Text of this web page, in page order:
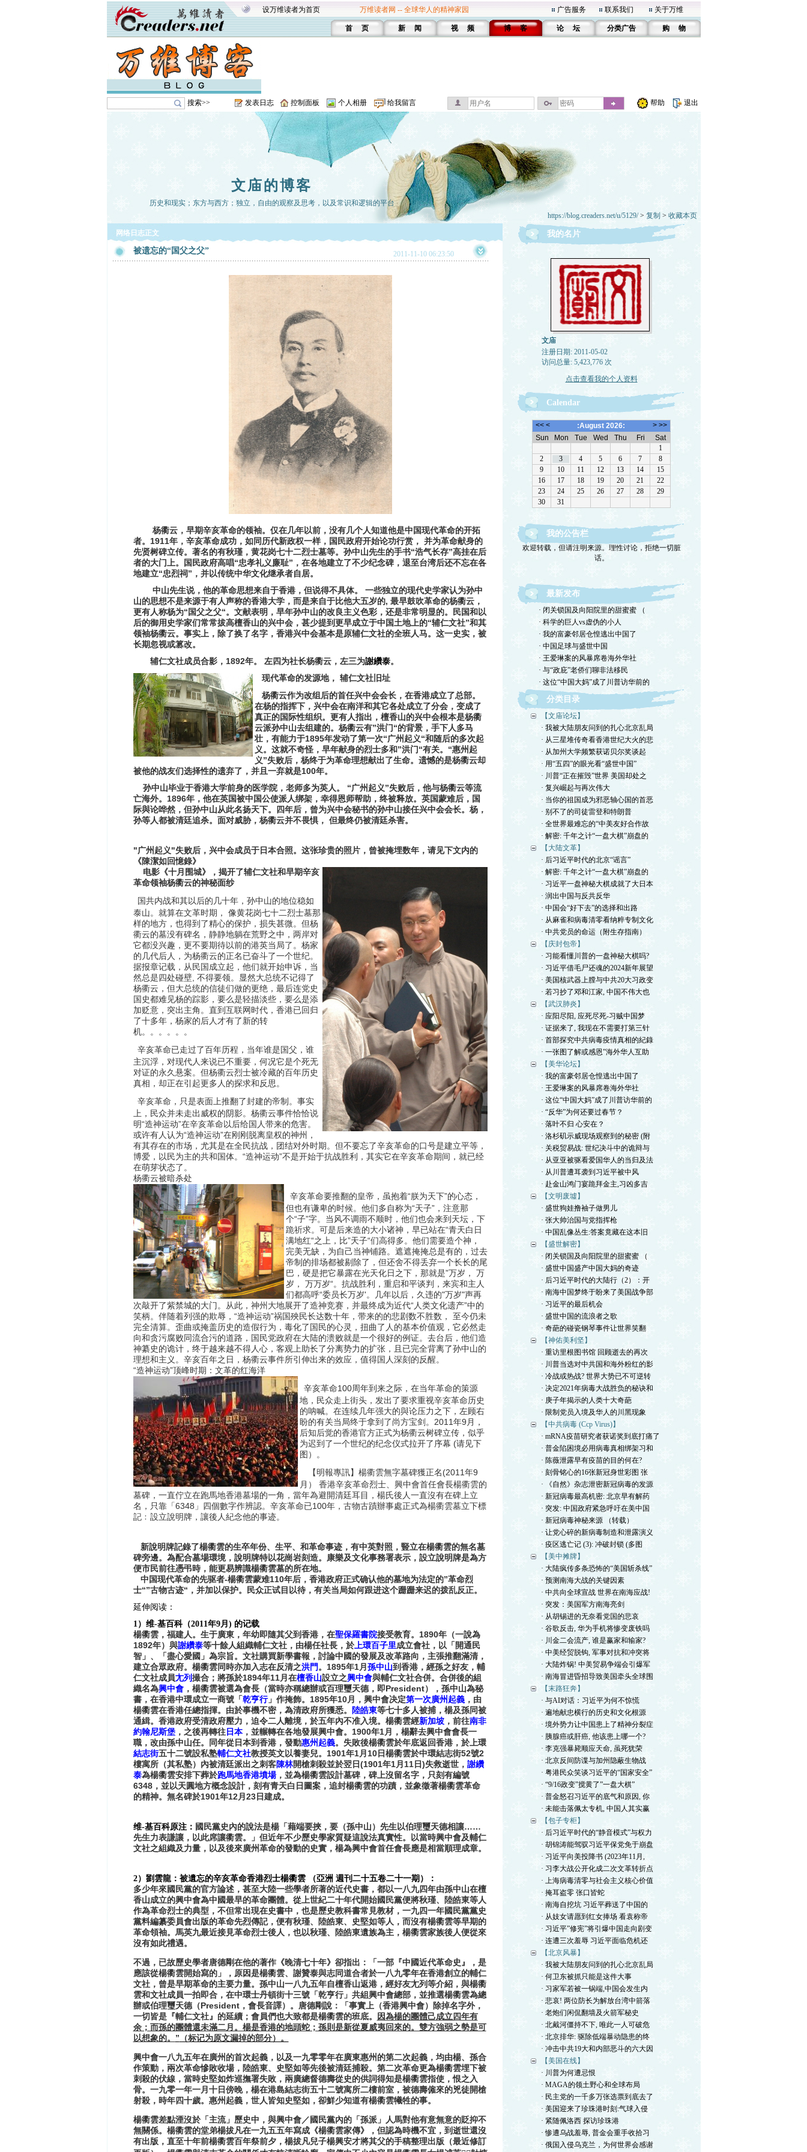
设万维读者为首页 万维读者网 -- 全球华人的精神家园 广告服务 联系我们 关于万维
首 页 新 闻 视 频 博 客 论 坛 分类广告 购 物
搜索>> 发表日志 控制面板 个人相册 给我留言 帮助 退出
文庙的博客
历史和现实；东方与西方；独立，自由的观察及思考，以及常识和逻辑的平台
https://blog.creaders.net/u/5129/> 复制 > 收藏本页
网络日志正文
被遗忘的“国父之父” 2011-11-10 06:23:50
杨衢云，早期辛亥革命的领袖。仅在几年以前，没有几个人知道他是中国现代革命的开拓
者。 1911年，辛亥革命成功，如同历代新政权一样，国民政府开始论功行赏， 并为革命献身的
先贤树碑立传。著名的有秋瑾，黄花岗七十二烈士墓等。孙中山先生的手书“浩气长存”高挂在后
者的大门上。国民政府高唱“忠孝礼义廉耻” ，在各地建立了不少纪念碑，退至台湾后还不忘在各
地建立“忠烈祠 ” ，并以传统中华文化继承者自居。
中山先生说，他的革命思想来自于香港，但说得不具体。
一些独立的现代史学家认为孙中
山的思想不是来源于有人声称的香港大学，而是来自于比他大五岁的, 最早鼓吹革命的杨衢云，
更有人称杨为“ 国父之父“。文献表明，早年孙中山的改良主义色彩，还是非常明显的。民国和以
后的御用史学家们常常拔高檀香山的兴中会，甚少提到更早成立于中国土地上的“辅仁文社”和其
领袖杨衢云。事实上，除了换了名字，香港兴中会基本是原辅仁文社的全班人马。这一史实，被
长期忽视或篡改。
辅仁文社成员合影， 1892年。 左四为社长杨衢云，左三为謝纘泰。
现代革命的发源地， 辅仁文社旧址
杨衢云作为改组后的首任兴中会会长，在香港成立了总部。
在杨的指挥下，兴中会在南洋和其它各处成立了分会，变成了
真正的国际性组织。更有人指出，檀香山的兴中会根本是杨衢
云派孙中山去组建的。杨衢云有”洪门“的背景，手下人多马
壮，有能力于1895年发动了第一次“广州起义 “和随后的多次起
义。这就不奇怪，早年献身的烈士多和”洪门“有关。 “惠州起
义 ”失败后，杨终于为革命理想献出了生命。遗憾的是杨衢云却
被他的战友们选择性的遗弃了，并且一弃就是100年。
孙中山毕业于香港大学前身的医学院，老师多为英人。
“广州起义 ”失败后，他与杨衢云等流
亡海外。 1896年，他在英国被中国公使派人绑架，幸得恩师帮助，终被释放。英国蒙难后，国
际與论哗然，但孙中山从此名扬天下。四年后，曾为兴中会秘书的孙中山接任兴中会会长。杨，
孙等人都被清廷追杀。面对威胁， 杨衢云并不畏惧， 但最终仍被清廷杀害。
"广州起义 "失败后，兴中会成员于日本合照。这张珍贵的照片，曾被掩埋数年，请见下文内的
《陳潔如回憶錄》
电影《十月围城》，揭开了辅仁文社和早期辛亥
革命领袖杨衢云的神秘面纱
国共内战和其以后的几十年，孙中山的地位稳如
泰山。就算在文革时期，
像黄花岗七十二烈士墓那
样的地方，也得到了精心的保护，损失甚微。但杨
衢云的墓没有碑名，静静地躺在荒野之中，两岸对
它都没兴趣，更不要期待以前的港英当局了。杨家
的几代后人，为杨衢云的正名已奋斗了一个世纪。
据报章记载，从民国成立起，他们就开始申诉，当
然总是四处碰壁, 不得要领。显然大总统不记得了
杨衢云，但大总统的信徒们做的更绝，最后连党史
国史都难见杨的踪影，要么是轻描淡些，要么是添
加贬意，突出主角。直到互联网时代，香港已回归
了十多年，杨家的后人才有了新的转
机。。。。。。
辛亥革命已走过了百年历程，当年谁是国父，谁
主沉浮，对现代人来说已不重要，何况它是个死无
对证的永久悬案。但杨衢云烈士被冷藏的百年历史
真相，却正在引起更多人的探求和反思。
辛亥革命，只是表面上推翻了封建的帝制。事实
上，民众并未走出威权的阴影。杨衢云事件恰恰说
明“造神运动”在辛亥革命以后给国人带来的危害。
或许有人认为“造神运动”在刚刚脱离皇权的神州，
有其存在的市场，尤其是在全民抗战，团结对外时期。但不要忘了辛亥革命的口号是建立平等，
博爱，以民为主的共和国体。 “造神运动”不是开始于抗战胜利，其实它在辛亥革命期间，就已经
在萌芽状态了。
杨衢云被暗杀处
辛亥革命要推翻的皇帝，虽抱着“朕为天下”的心态，
但也有谦卑的时候。他们多自称为“天子”，注意那
个“子”字。当风不调雨不顺时，他们也会来到天坛，下
跪祈求。可是后来造的大小诸神，早已站在“青天白日
满地红“之上，比”天子“们高得多。他们需要造个神，
完美无缺，为自己当神铺路。遮遮掩掩总是有的，过去
帝制的排场都被剔除了，但还舍不得丢弃一个长长的尾
巴，硬是把它暴露在光天化日之下，那就是”万岁，
万
岁，
万万岁“ 。抗战胜利，重启和平谈判，来宾和主人
们都高呼“委员长万岁' 。几年以后，久违的"万岁"声再
次敲开了紫禁城的大门。从此，神州大地展开了造神竞赛，并最终成为近代“ 人类文化遗产”中的
笑柄。伴随着列强的欺辱， “造神运动”祸国殃民长达数十年，带来的的悲剧数不胜数，
至今仍未
完全清算。歪曲或掩盖历史的造假行为，毒化了国民的心灵，扭曲了人的基本价值观，它必然走
向和贪污腐败同流合污的道路，国民党政府在大陆的溃败就是一个很好的例证。去台后，他们造
神纂史的诡计，终于越来越不得人心，客观上助长了分离势力的扩张，且已完全背离了孙中山的
理想和主义。辛亥百年之日，杨衢云事件所引伸出来的效应，值得国人深刻的反醒。
“造神运动”顶峰时期：文革的红海洋
辛亥革命100周年到来之际，在当年革命的策源
地，民众走上街头，发出了要求重视辛亥革命历史
的呐喊。在连续几年强大的與论压力之下，左顾右
盼的有关当局终于拿到了尚方宝剑。 2011 年9 月，
后知后觉的香港官方正式为杨衢云树碑立传，似乎
为迟到了一个世纪的纪念仪式拉开了序幕 (请见下
图）。
【明報專訊】楊衢雲無字墓碑獲正名 (2011 年9
月）
香港辛亥革命烈士、興中會首任會長楊衢雲的
墓碑，一直佇立在跑馬地香港墓場的一角，當年為避開清廷耳目，楊氏後人一直沒有在碑上立
名，只靠「6348 」四個數字作辨認。辛亥革命已100年，古物古蹟辦事處正式為楊衢雲墓立下標
記﹕設立說明牌，讓後人紀念他的事迹。
新說明牌記錄了楊衢雲的生卒年份、生平、和革命事迹，有中英對照，豎立在楊衢雲的無名墓
碑旁邊。為配合墓場環境，說明牌特以花崗岩刻造。康樂及文化事務署表示，設立說明牌是為方
便市民前往憑弔時，能更易辨識楊衢雲墓的所在地。
中国现代革命的先驱者-楊衢雲蒙难110年后，香港政府正式确认他的墓地为法定的”革命烈
士“”古物古迹“ ，并加以保护。民众正试目以待，有关当局如何跟进这个跚跚来迟的拨乱反正。
延伸阅读：
1）维-基百科（2011年9月) 的记载
楊衢雲，福建人。生于廣東，年幼即隨其父到香港，在聖保羅書院接受教育。 1890年（一說為
1892年）與謝纘泰等十餘人組織輔仁文社，由楊任社長，於上環百子里成立會社，以「開通民
智」、「盡心愛國」為宗旨。文社購買新學書報，討論中國的發展及改革路向，主張推翻滿清，
建立合眾政府。楊衢雲同時亦加入志在反清之洪門 。 1895年1月 孫中山到香港，經孫之好友，輔
仁文社成員尢列 撮合；將孫於1894年11月在檀香山設立之興中會與輔仁文社合併。合併後的組
織名為興中會，楊衢雲被選為會長（當時亦稱總辦或百理璽天德，即President），孫中山為秘
書，在香港中環成立一商號「 乾亨行」作掩飾。 1895年10月，興中會决定第一次廣州起義，由
楊衢雲在香港任總指揮。由於事機不密，為清政府所獲悉。
陸皓東等七十多人被捕，楊及孫同被
通緝。香港政府受清政府壓力，迫令二人離境，於五年內不准入境。楊衢雲經新加坡，前往南非
約翰尼斯堡，之後再轉往日本，並輾轉在各地發展興中會。 1900年1月，楊辭去興中會會長一
職，改由孫中山任。同年從日本到香港，發動惠州起義。失敗後楊衢雲於年底返回香港，於上環
結志街五十二號設私塾輔仁文社教授英文以養妻兒。 1901年1月 10日楊衢雲於中環結志街52號2
樓寓所（其私塾）內被清廷派出之刺客陳林開槍刺殺並於翌日 (1901年1月 11日 )失救逝世， 謝纘
泰為楊衢雲安排下葬於跑馬地香港墳場，並為楊衢雲設計墓碑，碑上沒留名字，只刻有編號
6348，並以天圓地方概念設計，刻有青天白日圖案，追封楊衢雲的功蹟，並象徵著楊衢雲革命
的精神。無名碑於1901年12月 23日建成。
维-基百科原注： 國民黨史內的說法是楊「藉端要挾，要（孫中山）先生以伯理璽天德相讓……
先生力表謙讓，以此席讓衢雲。」但近年不少歷史學家質疑這說法真實性。以當時興中會及輔仁
文社之組織及力量，以及後來廣州革命的發動的史實，楊為興中會首任會長應是相當順理成章。
2） 劉雲龍：被遺忘的辛亥革命香港烈士楊衢雲 （亞洲 週刊二十五卷二十一期 ）：
多少年來國民黨的官方論述，甚至大陸一些學者所著的近代史書，都以一八九四年由孫中山在檀
香山成立的興中會為中國最早的革命團體。從上世紀二十年代開始國民黨便將秋瑾、陸皓東等人
作為革命烈士的典型，不但常出現在史書中，也是歷史教科書常見教材，一九四一年國民黨黨史
黨料編纂委員會出版的革命先烈傳記，便有秋瑾、陸皓東、史堅如等人，而沒有楊衢雲等早期的
革命領袖。馬英九最近接見革命烈士後人，也以秋瑾、陸皓東遺族為主，楊衢雲家族後人便從來
沒有如此禮遇。
不過，已故歷史學者唐德剛在他的著作《晚清七十年》卻指出：「一部『中國近代革命史』，是
應該從楊衢雲開始寫的」，原因是楊衢雲、謝贊泰與志同道合者於一八九零年在香港創立的輔仁
文社，曾是早期革命的主要力量。孫中山一八九五年自檀香山返港，經好友尢列等介紹，與楊衢
雲和文社成員一拍即合，在中環士丹頓街十三號「乾亨行」共組興中會總部，並推選楊衢雲為總
辦或伯理璽天德（President，會長音譯）。唐德剛說：「事實上（香港興中會）除掉名字外，
一切皆是『輔仁文社』的延續；會員們也大致都是楊衢雲的班底。
因為楊的團體己成立四年有
余；而孫的團體還未滿二月。楊是香港的地頭蛇；孫則是新從夏威夷回來的。雙方強弱之勢是可
以想象的。 ” （标记为原文漏掉的部分）。
興中會一八九五年在廣州的首次起義，以及一九零零年在廣東惠州的第二次起義，均由楊、孫合
作策動，兩次革命慘敗收場，陸皓東、史堅如等先後被清廷捕殺。第二次革命更為楊衢雲埋下被
刺殺的伏線，當時史堅如炸巡撫署失敗，兩廣總督德壽從史的供詞得知是楊衢雲指使，恨之入
骨。一九零一年一月十日傍晚，楊在港島結志街五十二號寓所二樓前室，被德壽僱來的兇徒開槍
射殺，時年四十歲。惠州起義，世人皆知史堅如，卻鮮少知道有楊衢雲犧牲的事。
楊衢雲差點湮沒於「主流」歷史中，與興中會／國民黨內的「孫派」人馬對他有意無意的貶抑不
無關係。楊衢雲的堂弟楊拔凡在一九五五年寫成《楊衢雲家傳》，但認為時機不宜，到逝世還沒
有出版，直至十年前楊衢雲百年祭前夕，楊拔凡兒子楊興安才將其父的手稿整理出版（最近修訂
我的名片
文庙
注册日期: 2011-05-02
访问总量: 5,423,776 次
点击查看我的个人资料
Calendar
我的公告栏
欢迎转载，但请注明来源。理性讨论，拒绝一切脏
话。
最新发布
· 闭关锁国及向阳院里的甜蜜蜜 （
· 科学的巨人vs虚伪的小人
· 我的富豪邻居仓惶逃出中国了
· 中国足球与盛世中国
· 王爱琳案的风暴席卷海外华社
· 与“政庇”老侨们聊非法移民
· 这位“中国大妈”成了川普访华前的
分类目录
【文庙论坛】
· 我被大陆朋友问到的扎心北京乱局
· 从三星堆传奇看香港世纪大火的悲
· 从加州大学频繁获诺贝尔奖谈起
· 用“五四”的眼光看“盛世中国”
· 川普“正在摧毁”世界 美国却处之
· 复兴崛起与再次伟大
· 当你的祖国成为邪恶轴心国的首恶
· 别不了的司徒雷登和特朗普
· 全世界最难忘的“中美友好合作故
· 解密: 千年之计“一盘大棋”崩盘的
【大陆文革】
· 后习近平时代的北京“谣言”
· 解密: 千年之计“一盘大棋”崩盘的
· 习近平一盘神秘大棋成就了大日本
· 润出中国与反共反华
· 中国会“好下去”的选择和出路
· 从麻雀和病毒清零看纳粹专制文化
· 中共党员的命运（附生存指南）
【庆封包帝】
· 习能看懂川普的一盘神秘大棋吗?
· 习近平借毛尸还魂的2024新年展望
· 美国核武器上膛与中共20大习政变
· 若习抄了邓和江家, 中国不伟大也
【武汉肺炎】
· 应阳尽阳, 应死尽死-习贼中国梦
· 证据来了, 我现在不需要打第三针
· 首部探究中共病毒疫情真相的紀錄
· 一张图了解或感恩”海外华人互助
【美华论坛】
· 我的富豪邻居仓惶逃出中国了
· 王爱琳案的风暴席卷海外华社
· 这位“中国大妈”成了川普访华前的
· “反华”为何还要过春节？
· 落叶不归 心安在？
· 洛杉矶示威现场观察到的秘密 (附
· 关税贸易战: 世纪决斗中的诡辩与
· 从亚亚被驱看爱国华人的当归及法
· 从川普遭耳袭到习近平被中风
· 赴金山鸿门宴跪拜金主,习凶多吉
【文明废墟】
· 盛世狗娃撸袖子做男儿
· 张大帅治国与党指挥枪
· 中国乱像丛生:答案竟藏在这本旧
【盛世解密】
· 闭关锁国及向阳院里的甜蜜蜜 （
· 盛世中国盛产中国大妈的奇迹
· 后习近平时代的大陆行（2）：开
· 南海中国梦终于盼来了美国战争部
· 习近平的最后机会
· 盛世中国的流浪者之歌
· 奇葩的碰瓷钢琴事件让世界笑翻
【神佑美利坚】
· 重访里根图书馆 回顾逝去的再次
· 川普当选对中共国和海外粉红的影
· 冷战或热战? 世界大势已不可逆转
· 决定2021年病毒大战胜负的秘诀和
· 庚子年揭示的人类十大奇葩
· 限制党员入境及华人的川黑现象
【中共病毒 (Ccp Virus)】
· mRNA疫苗研究者获诺奖到底打痛了
· 普金陷困境必用病毒真相绑架习和
· 陈薇泄露早有疫苗的目的何在?
· 刻骨铭心的16张新冠身世彩图 张
· 《自然》杂志泄密新冠病毒的发源
· 新冠病毒最高机密: 北京早有解药
· 突发: 中国政府紧急呼吁在美中国
· 新冠病毒神秘来源 （转载）
· 让党心碎的新病毒制造和泄露演义
· 疫区逃亡记 (3): 冲破封锁 (多图
【美中摊牌】
· 大陆疯传多条恐怖的“美国斩杀线”
· 预测南海大战的关键因素
· 中共向全球宣战 世界在南海应战!
· 突发：美国军方南海亮剑
· 从胡锡进的无奈看党国的悲哀
· 谷歌反击, 华为手机将惨变废铁吗
· 川金二会流产, 谁是赢家和输家?
· 中美经贸脱钩, 军事对抗和冲突将
· 大陆炸锅! 中美贸易争端会引爆军
· 南海冒进昏招导致美国牵头全球围
【末路狂奔】
· 与AI对话：习近平为何不惊慌
· 遍地献忠横行的历史和文化根源
· 境外势力让中国患上了精神分裂症
· 胰腺癌或肝癌, 他该患上哪一个?
· 李克强暴毙顺应天命, 虽死犹荣
· 北京反间防谍与加州隐蔽生物战
· 粤港民众笑谈习近平的“国家安全”
· “9/16政变”搅黄了”一盘大棋”
· 普金怒召习近平的底气和原因, 你
· 未能击落佩太专机, 中国人其实赢
【包子专柜】
· 后习近平时代的“静音模式”与权力
· 胡锦涛能驾驭习近平保党免于崩盘
· 习近平向美投降书 (2023年11月,
· 习李大战公开化成二次文革转折点
· 上海病毒清零与社会主义核心价值
· 掩耳盗零 张口皆蛇
· 南海自挖坑 习近平葬送了中国的
· 从妓女请愿到红女捧场 看袁称帝
· 习近平”修宪”将引爆中国走向剧变
· 连遭三次羞辱 习近平面临危机还
【北京风暴】
· 我被大陆朋友问到的扎心北京乱局
· 何卫东被抓只能是这件大事
· 习家军若被一锅端,中国会发生内
· 悲哀! 两位防长为解放台湾中箭落
· 老炮们闲侃翻墙及火箭军秘史
· 北戴河僵持不下, 唯此一人可破危
· 北京排华: 驱除低端暴动隐患的终
· 冲击中共19大和内部恶斗的六大因
【美国在线】
· 川普为何遭忌恨
· MAGA的领土野心和全球布局
· 民主党的一千多万张选票到底去了
· 美国迎来了珍珠港时刻:气球入侵
· 紧随佩洛西 探访珍珠港
· 惨遭乌战羞辱, 普金会重手收拾习
· 俄国入侵乌克兰，为何世界会感谢